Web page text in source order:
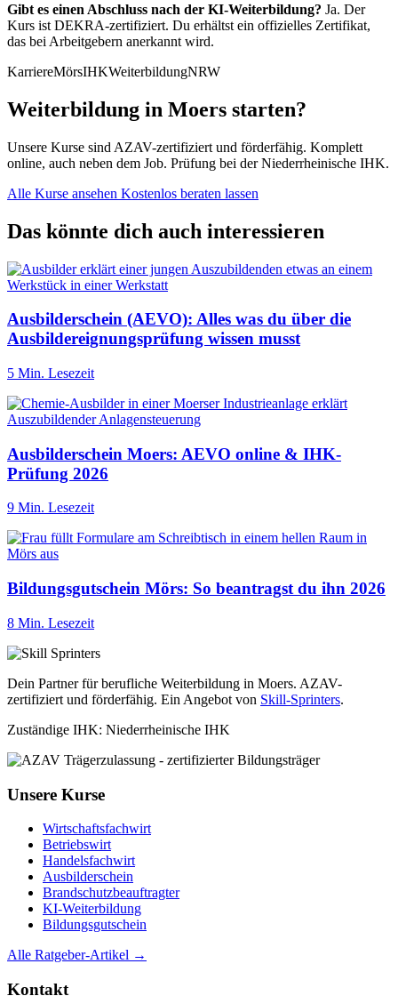
Gibt es einen Abschluss nach der KI-Weiterbildung? Ja. Der
Kurs ist DEKRA-zertifiziert. Du erhältst ein offizielles Zertifikat,
das bei Arbeitgebern anerkannt wird.
KarriereMörsIHKWeiterbildungNRW
Weiterbildung in Moers starten?
Unsere Kurse sind AZAV-zertifiziert und förderfähig. Komplett
online, auch neben dem Job. Prüfung bei der Niederrheinische IHK.
Alle Kurse ansehen Kostenlos beraten lassen
Das könnte dich auch interessieren
Ausbilderschein (AEVO): Alles was du über die
Ausbildereignungsprüfung wissen musst
5 Min. Lesezeit
Ausbilderschein Moers: AEVO online & IHK-
Prüfung 2026
9 Min. Lesezeit
Bildungsgutschein Mörs: So beantragst du ihn 2026
8 Min. Lesezeit
Dein Partner für berufliche Weiterbildung in Moers. AZAV-
zertifiziert und förderfähig. Ein Angebot von Skill-Sprinters.
Zuständige IHK: Niederrheinische IHK
Unsere Kurse
Wirtschaftsfachwirt
Betriebswirt
Handelsfachwirt
Ausbilderschein
Brandschutzbeauftragter
KI-Weiterbildung
Bildungsgutschein
Alle Ratgeber-Artikel →
Kontakt